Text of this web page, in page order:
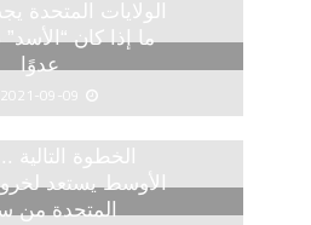
الولايات المتحدة
ما إذا كان
عدوًا
2021-09-09
الخطوة
الأوسط يستعد
المتحدة من